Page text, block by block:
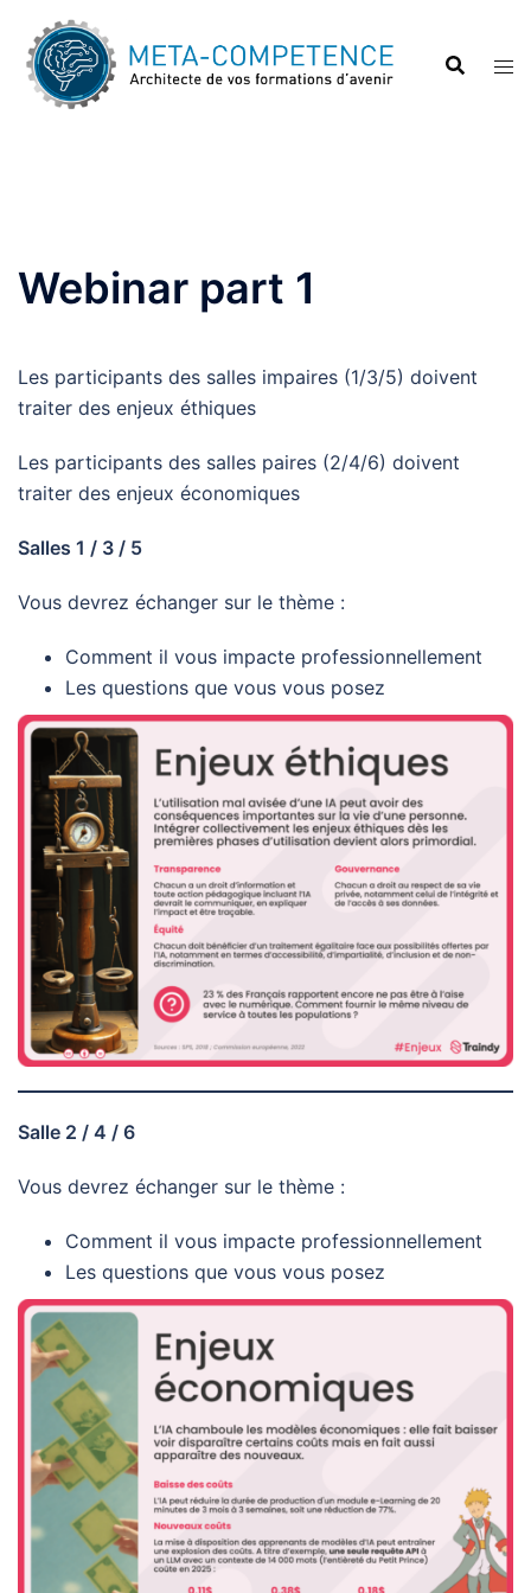
contenu
Webinar part 1
Les participants des salles impaires (1/3/5) doivent
traiter des enjeux éthiques
Les participants des salles paires (2/4/6) doivent
traiter des enjeux économiques
Salles 1 / 3 / 5
Vous devrez échanger sur le thème :
Comment il vous impacte professionnellement
Les questions que vous vous posez
Salle 2 / 4 / 6
Vous devrez échanger sur le thème :
Comment il vous impacte professionnellement
Les questions que vous vous posez